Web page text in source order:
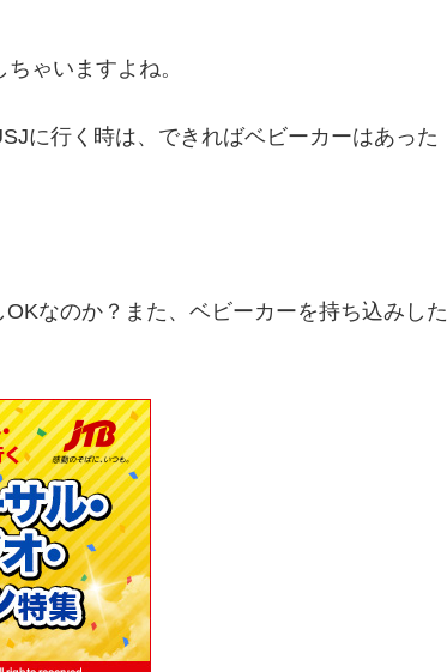
ゃいますよね。
に行く時は、できればベビーカーはあった
なのか？また、ベビーカーを持ち込みした